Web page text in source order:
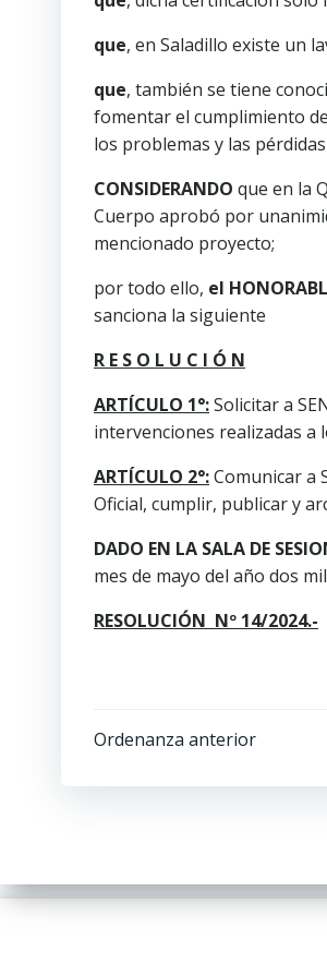
que, en Saladillo existe un
que, también se tiene
fomentar el cumplimiento
los problemas y las
CONSIDERANDO que en la
Cuerpo aprobó por
mencionado proyecto;
por todo ello, el
sanciona la siguiente
R E S O L U C I Ó N
ARTÍCULO 1°:Solicitar a
intervenciones realizadas a
ARTÍCULO 2°:Comunicar a
Oficial, cumplir, publicar y
DADO EN LA SALA DE
mes de mayo del año dos
RESOLUCIÓN Nº 14/2024.-
Ordenanza anterior